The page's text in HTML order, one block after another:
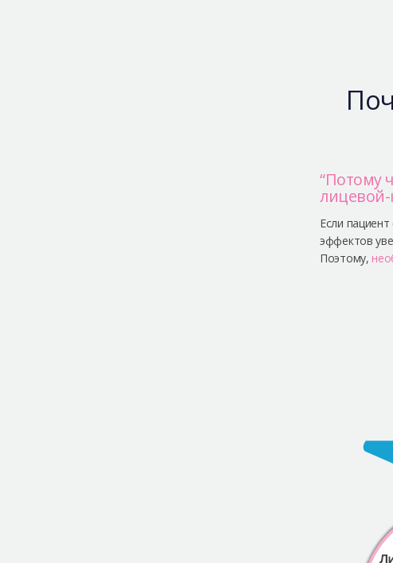
“Потому
лицевой-
Если
эффектов
Поэтому,